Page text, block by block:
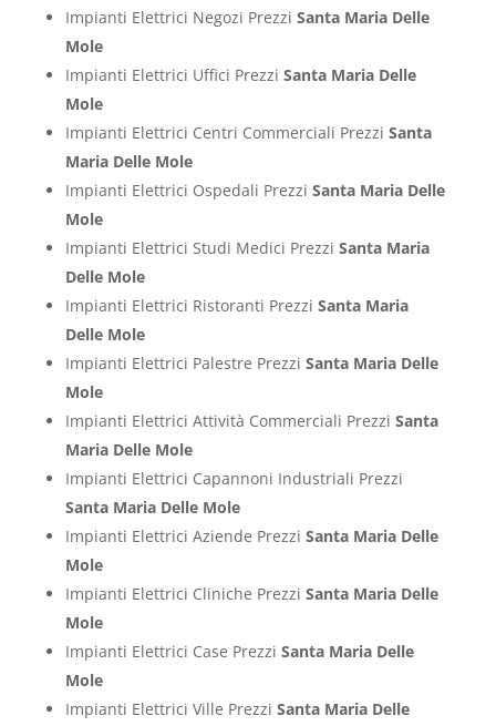
Impianti Elettrici Negozi Prezzi Santa Maria Delle
Mole
Impianti Elettrici Uffici Prezzi Santa Maria Delle
Mole
Impianti Elettrici Centri Commerciali Prezzi Santa
Maria Delle Mole
Impianti Elettrici Ospedali Prezzi Santa Maria Delle
Mole
Impianti Elettrici Studi Medici Prezzi Santa Maria
Delle Mole
Impianti Elettrici Ristoranti Prezzi Santa Maria
Delle Mole
Impianti Elettrici Palestre Prezzi Santa Maria Delle
Mole
Impianti Elettrici Attività Commerciali Prezzi Santa
Maria Delle Mole
Impianti Elettrici Capannoni Industriali Prezzi
Santa Maria Delle Mole
Impianti Elettrici Aziende Prezzi Santa Maria Delle
Mole
Impianti Elettrici Cliniche Prezzi Santa Maria Delle
Mole
Impianti Elettrici Case Prezzi Santa Maria Delle
Mole
Impianti Elettrici Ville Prezzi Santa Maria Delle